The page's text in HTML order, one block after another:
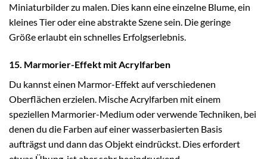
Miniaturbilder zu malen. Dies kann eine einzelne Blume, ein
kleines Tier oder eine abstrakte Szene sein. Die geringe
Größe erlaubt ein schnelles Erfolgserlebnis.
15. Marmorier-Effekt mit Acrylfarben
Du kannst einen Marmor-Effekt auf verschiedenen
Oberflächen erzielen. Mische Acrylfarben mit einem
speziellen Marmorier-Medium oder verwende Techniken, bei
denen du die Farben auf einer wasserbasierten Basis
aufträgst und dann das Objekt eindrückst. Dies erfordert